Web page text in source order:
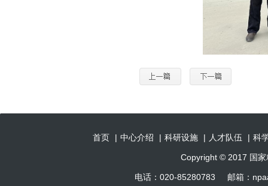
首页 | 中心介绍 | 科研设施 | 人才队伍 | 科
Copyright © 2017 国
电话：020-85280783 邮箱：